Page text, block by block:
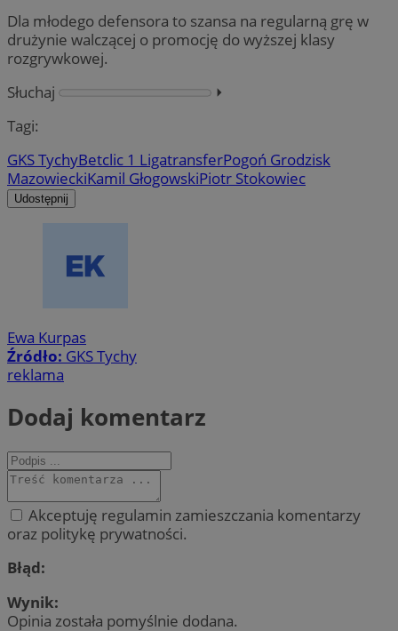
Dla młodego defensora to szansa na regularną grę w
drużynie walczącej o promocję do wyższej klasy
rozgrywkowej.
Słuchaj
⏵︎
Tagi:
GKS TychyBetclic 1 LigatransferPogoń Grodzisk
MazowieckiKamil GłogowskiPiotr Stokowiec
Udostępnij
Ewa Kurpas
Źródło: GKS Tychy
reklama
Dodaj komentarz
Akceptuję regulamin zamieszczania komentarzy
oraz politykę prywatności.
Błąd:
Wynik:
Opinia została pomyślnie dodana.